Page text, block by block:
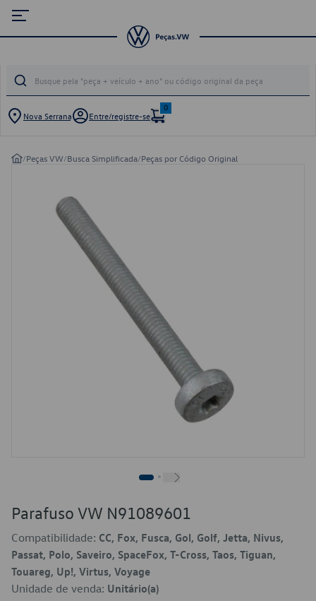
Nova Serrana Entre/registre-se
0
/Peças VW/Busca Simplificada/Peças por Código Original
Parafuso VW N91089601
Compatibilidade: CC, Fox, Fusca, Gol, Golf, Jetta, Nivus,
Passat, Polo, Saveiro, SpaceFox, T-Cross, Taos, Tiguan,
Touareg, Up!, Virtus, Voyage
Unidade de venda: Unitário(a)